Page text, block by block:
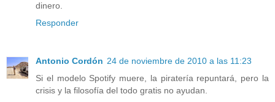
dinero.
Responder
Antonio Cordón 24 de noviembre de 2010 a las 11:23
Si el modelo Spotify muere, la piratería repuntará, pero la
crisis y la filosofía del todo gratis no ayudan.